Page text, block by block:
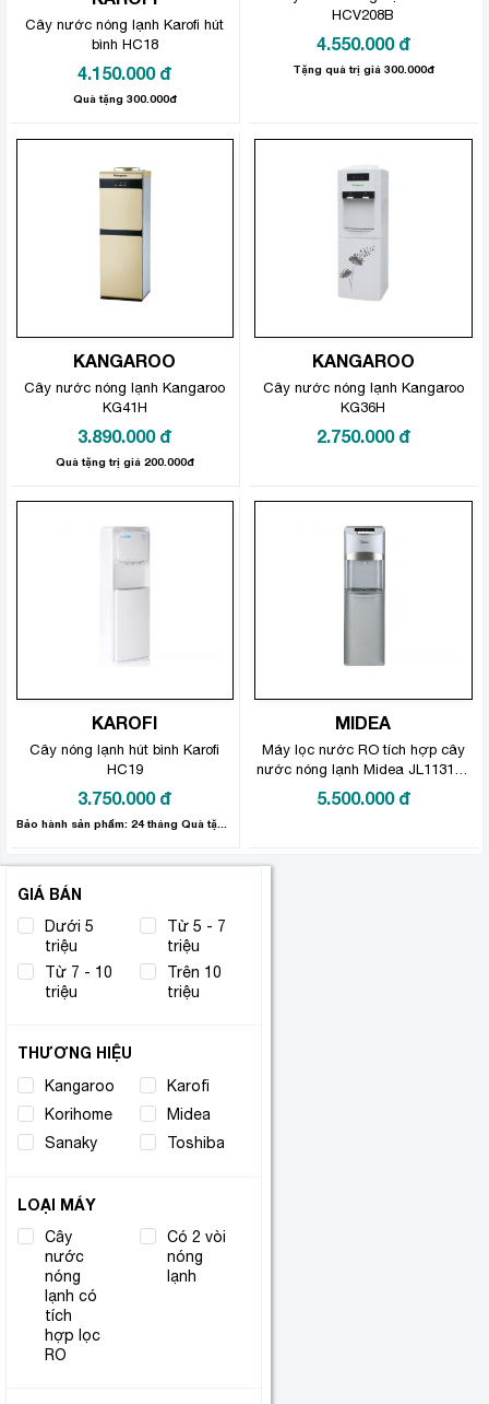
Cây nước nóng lạnh Karofi hút
bình HC18
4.150.000 đ
Quà tặng 300.000đ
HCV208B
4.550.000 đ
Tặng quà trị giá 300.000đ
KANGAROO
Cây nước nóng lạnh Kangaroo
KG41H
3.890.000 đ
Quà tặng trị giá 200.000đ
KANGAROO
Cây nước nóng lạnh Kangaroo
KG36H
2.750.000 đ
KAROFI
Cây nóng lạnh hút bình Karofi
HC19
3.750.000 đ
MIDEA
Máy lọc nước RO tích hợp cây
nước nóng lạnh Midea JL1131S–
RO
5.500.000 đ
GIÁ BÁN
Dưới 5
triệu
Từ 5 - 7
triệu
Từ 7 - 10
triệu
Trên 10
triệu
THƯƠNG HIỆU
Kangaroo Karofi
Korihome
Midea
Sanaky
Toshiba
LOẠI MÁY
Cây
nước
nóng
lạnh có
tích
hợp lọc
RO
Có 2 vòi
nóng
lạnh